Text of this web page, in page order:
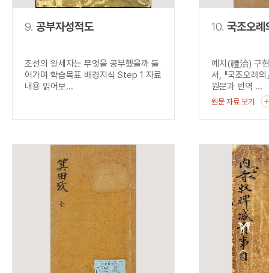
9. 공부자성적도
조선의 왕세자는 무엇을 공부했을까 들
어가며 학습목표 배경지식 Step 1 자료
내용 읽어보...
10. 국조오례
예치(禮治) 구
서, 『국조오례
원문과 번역 ...
원문 자료 보기